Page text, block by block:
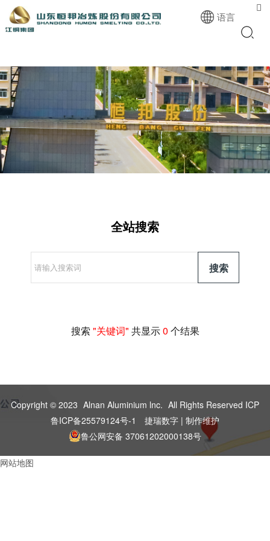

语言
全站搜索
搜索
搜索 "关键词" 共显示0 个结果
Copyright © 2023 Alnan Aluminium lnc. All Rights Reserved ICP
鲁ICP备25579124号-1
捷瑞数字 | 制作维护
鲁公网安备 37061202000138号
网站地图